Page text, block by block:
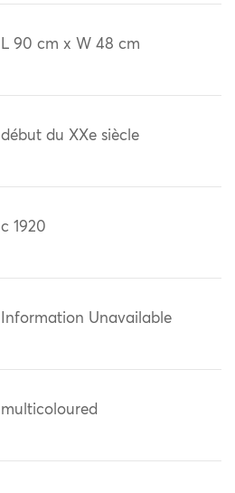
L 90 cm x W 48 cm
début du XXe siècle
c 1920
Information Unavailable
multicoloured